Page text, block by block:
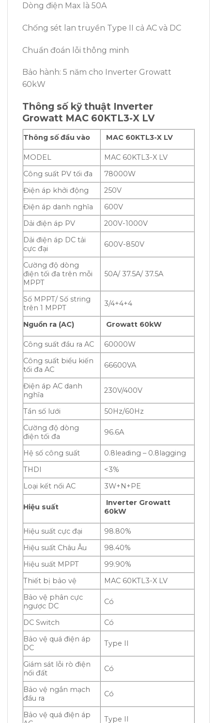
Dòng điện Max là 50A
Chống sét lan truyền Type II cả AC và DC
Chuẩn đoán lỗi thông minh
Bảo hành: 5 năm cho Inverter Growatt
60kW
Thông số kỹ thuật Inverter
Growatt MAC 60KTL3-X LV
Thông số đầu vào MAC 60KTL3-X LV
MODEL
MAC 60KTL3-X LV
Công suất PV tối đa
78000W
Điện áp khởi động
250V
Điện áp danh nghĩa
600V
Dải điện áp PV
200V-1000V
Dải điện áp DC tải
cực đại
600V-850V
Cường độ dòng
điện tối đa trên mỗi
MPPT
50A/ 37.5A/ 37.5A
Số MPPT/ Số string
trên 1 MPPT
3/4+4+4
Nguồn ra (AC) Growatt 60kW
Công suất đầu ra AC
60000W
Công suất biểu kiến
tối đa AC
66600VA
Điện áp AC danh
nghĩa
230V/400V
Tần số lưới
50Hz/60Hz
Cường độ dòng
điện tối đa
96.6A
Hệ số công suất
0.8leading – 0.8lagging
THDI
<3%
Loại kết nối AC
3W+N+PE
Hiệu suất
Inverter Growatt
60kW
Hiệu suất cực đại
98.80%
Hiệu suất Châu Âu
98.40%
Hiệu suất MPPT
99.90%
Thiết bị bảo vệ
MAC 60KTL3-X LV
Bảo vệ phân cực
ngược DC
Có
DC Switch
Có
Bảo vệ quá điện áp
DC
Type II
Giám sát lỗi rò điện
nối đất
Có
Bảo vệ ngắn mạch
đầu ra
Có
Bảo vệ quá điện áp
Type II